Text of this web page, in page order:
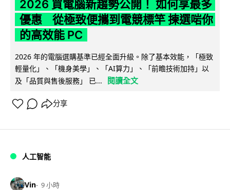
2026 買電腦新趨勢公開！ 如何享最多
優惠 從極致便攜到電競標竿 揀選啱你
的高效能 PC
2026 年的電腦選購基準已經全面升級。除了基本效能，「極致
輕量化」、「機身美學」、「AI算力」、「前瞻技術加持」以
及「品質與售後服務」 已...
閱讀全文
分享
人工智能
Vin 9 小時